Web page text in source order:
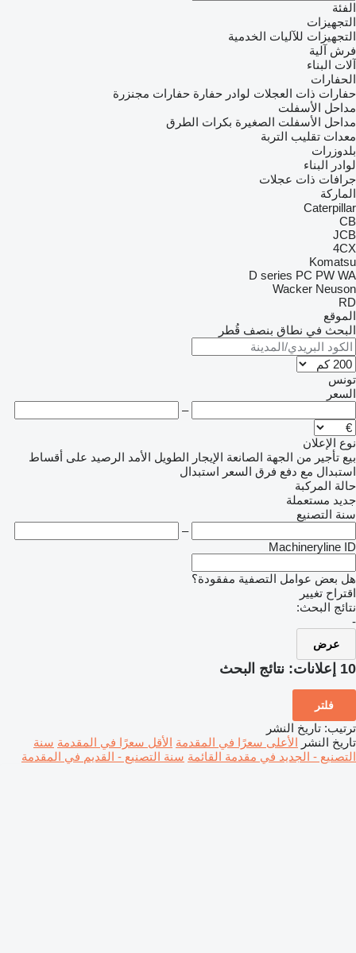
الفئة
التجهيزات
التجهيزات للآليات الخدمية
فرش آلية
آلات البناء
الحفارات
حفارات ذات العجلات لوادر حفارة حفارات مجنزرة
مداحل الأسفلت
مداحل الأسفلت الصغيرة بكرات الطرق
معدات تقليب التربة
بلدوزرات
لوادر البناء
جرافات ذات عجلات
الماركة
Caterpillar
CB
JCB
4CX
Komatsu
D series PC PW WA
Wacker Neuson
RD
الموقع
البحث في نطاق بنصف قُطر
تونس
السعر
–
نوع الإعلان
بيع تأجير من الجهة الصانعة الإيجار الطويل الأمد الرصيد على أقساط
استبدال مع دفع فرق السعر استبدال
حالة المركبة
جديد مستعملة
سنة التصنيع
–
Machineryline ID
هل بعض عوامل التصفية مفقودة؟
اقتراح تغيير
نتائج البحث:
-
عرض
10 إعلانات: نتائج البحث
فلتر
ترتيب: تاريخ النشر
تاريخ النشر الأعلى سعرًا في المقدمة الأقل سعرًا في المقدمة سنة
التصنيع - الجديد في مقدمة القائمة سنة التصنيع - القديم في المقدمة